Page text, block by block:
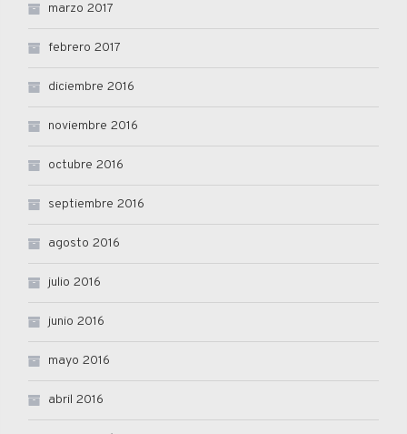
marzo 2017
febrero 2017
diciembre 2016
noviembre 2016
octubre 2016
septiembre 2016
agosto 2016
julio 2016
junio 2016
mayo 2016
abril 2016